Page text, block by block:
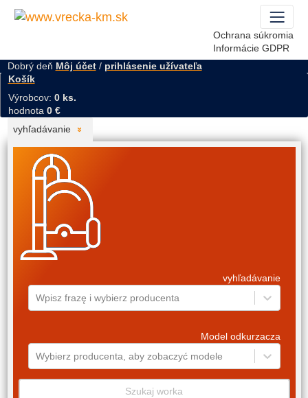
Ochrana súkromia
Informácie GDPR
Dobrý deň Môj účet/ prihlásenie užívateľa
Košík
Výrobcov: 0 ks.
hodnota 0 €
vyhľadávanie
vyhľadávanie
Wpisz frazę i wybierz producenta
Model odkurzacza
Wybierz producenta, aby zobaczyć modele
Szukaj worka